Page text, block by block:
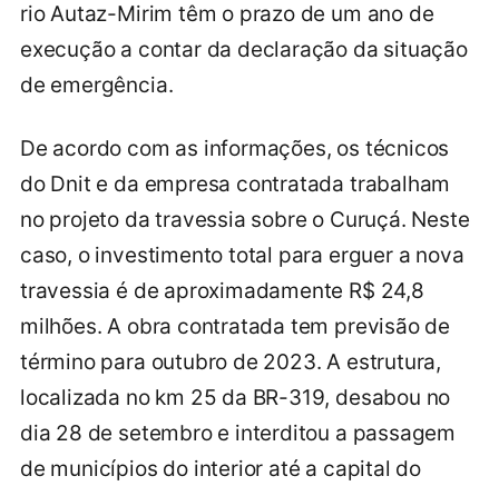
rio Autaz-Mirim têm o prazo de um ano de
execução a contar da declaração da situação
de emergência.
De acordo com as informações, os técnicos
do Dnit e da empresa contratada trabalham
no projeto da travessia sobre o Curuçá. Neste
caso, o investimento total para erguer a nova
travessia é de aproximadamente R$ 24,8
milhões. A obra contratada tem previsão de
término para outubro de 2023. A estrutura,
localizada no km 25 da BR-319, desabou no
dia 28 de setembro e interditou a passagem
de municípios do interior até a capital do